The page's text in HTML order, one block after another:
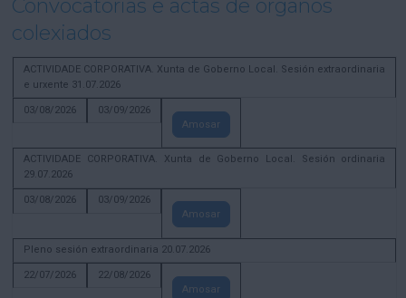
Convocatorias e actas de órganos
colexiados
ACTIVIDADE CORPORATIVA. Xunta de Goberno Local. Sesión extraordinaria
e urxente 31.07.2026
03/08/2026
03/09/2026
Amosar
ACTIVIDADE CORPORATIVA. Xunta de Goberno Local. Sesión ordinaria
29.07.2026
03/08/2026
03/09/2026
Amosar
Pleno sesión extraordinaria 20.07.2026
22/07/2026
22/08/2026
Amosar